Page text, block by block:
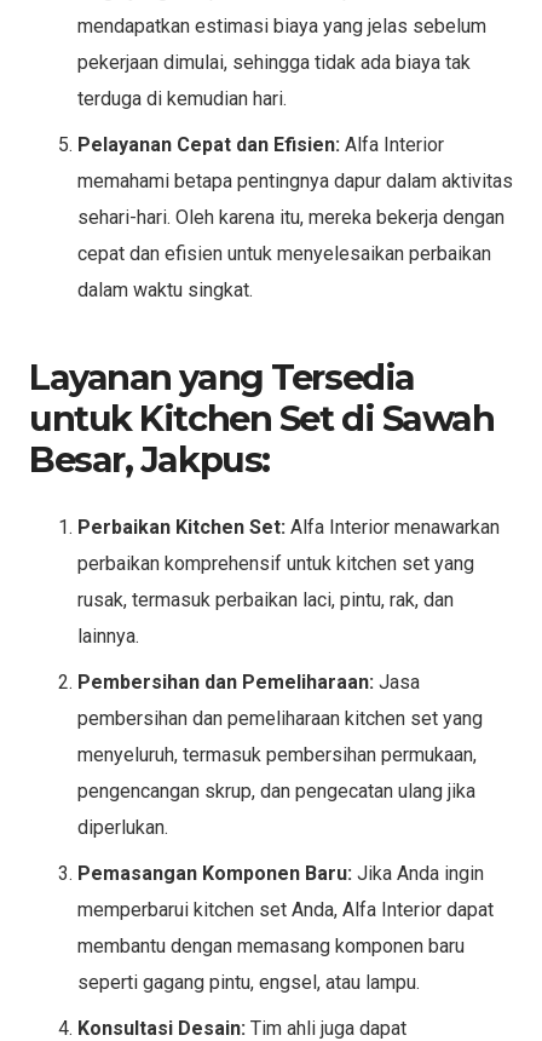
mendapatkan estimasi biaya yang jelas sebelum
pekerjaan dimulai, sehingga tidak ada biaya tak
terduga di kemudian hari.
Pelayanan Cepat dan Efisien: Alfa Interior
memahami betapa pentingnya dapur dalam aktivitas
sehari-hari. Oleh karena itu, mereka bekerja dengan
cepat dan efisien untuk menyelesaikan perbaikan
dalam waktu singkat.
Layanan yang Tersedia
untuk Kitchen Set di Sawah
Besar, Jakpus:
Perbaikan Kitchen Set: Alfa Interior menawarkan
perbaikan komprehensif untuk kitchen set yang
rusak, termasuk perbaikan laci, pintu, rak, dan
lainnya.
Pembersihan dan Pemeliharaan: Jasa
pembersihan dan pemeliharaan kitchen set yang
menyeluruh, termasuk pembersihan permukaan,
pengencangan skrup, dan pengecatan ulang jika
diperlukan.
Pemasangan Komponen Baru: Jika Anda ingin
memperbarui kitchen set Anda, Alfa Interior dapat
membantu dengan memasang komponen baru
seperti gagang pintu, engsel, atau lampu.
Konsultasi Desain: Tim ahli juga dapat